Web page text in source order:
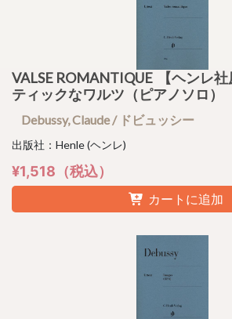
VALSE ROMANTIQUE 【ヘンレ
ティックなワルツ（ピアノソロ）
Debussy, Claude / ドビュッシー
出版社：Henle (ヘンレ)
¥1,518（税込）
カートに追加